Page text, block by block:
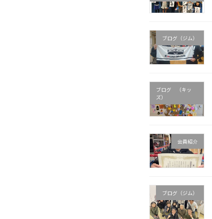
ブログ（ジム）
ブログ （キッ
ズ）
会員紹介
ブログ（ジム）